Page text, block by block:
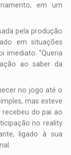
em um
pela produção
em situações
imediato. “Queria
ao saber da
no jogo até o
mas esteve
do pai ao
no reality
ligado à sua